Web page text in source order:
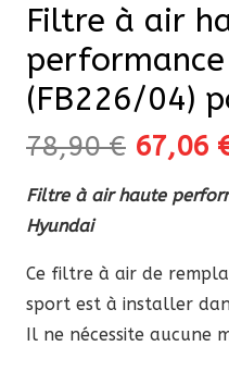
Filtre à air
performance
(FB226/04)
78,90€ Le
initial
78,90
67,06
Filtre à air haute
Hyundai
Ce filtre à air de
sport est à installer
Il ne nécessite aucune